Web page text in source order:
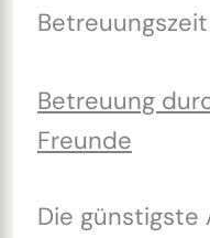
Betreuung
Freunde
Die günstigste